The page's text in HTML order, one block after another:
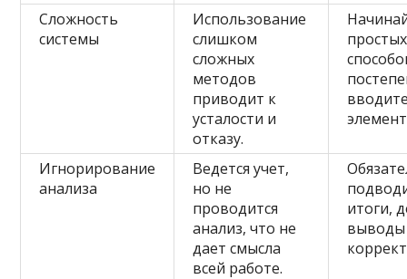
Сложность
системы
Использование
слишком
сложных
методов
приводит к
усталости и
отказу.
простых
Игнорирование
анализа
Ведется учет,
но не
проводится
анализ, что не
дает смысла
всей работе.
итоги,